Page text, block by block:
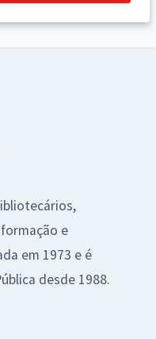
e
em 1973 e é
desde 1988.